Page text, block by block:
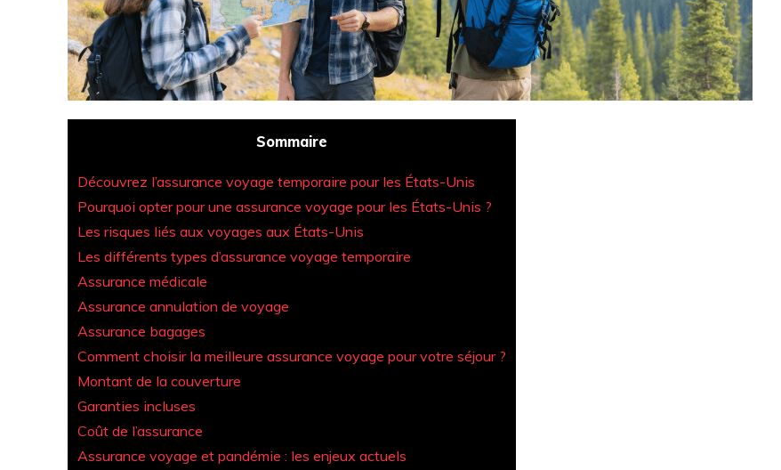
Sommaire
Découvrez l’assurance voyage temporaire pour les États-Unis
Pourquoi opter pour une assurance voyage pour les États-Unis ?
Les risques liés aux voyages aux États-Unis
Les différents types d’assurance voyage temporaire
Assurance médicale
Assurance annulation de voyage
Assurance bagages
Comment choisir la meilleure assurance voyage pour votre séjour ?
Montant de la couverture
Garanties incluses
Coût de l’assurance
Assurance voyage et pandémie : les enjeux actuels